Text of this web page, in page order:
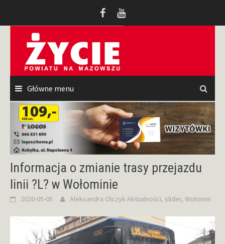
Główne menu
Informacja o zmianie trasy przejazdu
linii ?L? w Wołominie
2020-05-05 Aleksandra Olczyk Aktualności, slider, Wołomin